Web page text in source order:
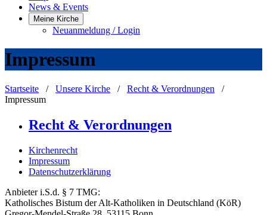
News & Events
Meine Kirche
Neuanmeldung / Login
Impressum
Startseite / Unsere Kirche / Recht & Verordnungen /
Impressum
Recht & Verordnungen
Kirchenrecht
Impressum
Datenschutzerklärung
Anbieter i.S.d. § 7 TMG:
Katholisches Bistum der Alt-Katholiken in Deutschland (KöR)